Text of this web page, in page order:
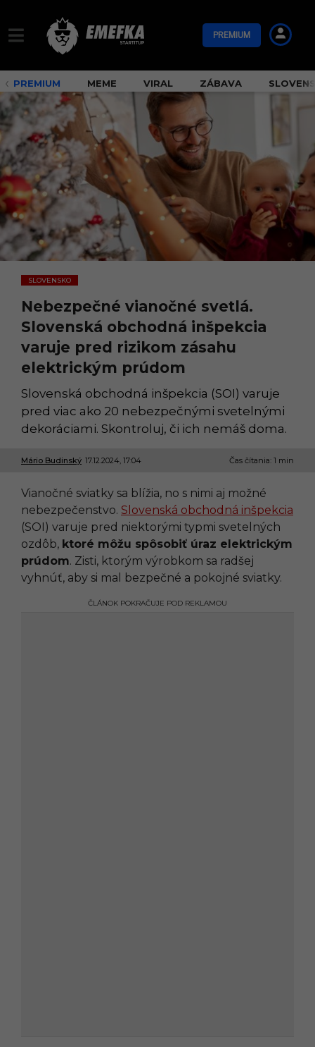
PREMIUM
PREMIUM MEME VIRAL ZÁBAVA
SLOVENSKO
Nebezpečné vianočné svetlá.
Slovenská obchodná inšpekcia
varuje pred rizikom zásahu
elektrickým prúdom
Slovenská obchodná inšpekcia (SOI) varuje
pred viac ako 20 nebezpečnými svetelnými
dekoráciami. Skontroluj, či ich nemáš doma.
Mário Budinský 17.12.2024, 17:04
1
1
2
2
0
2
4
Čas čítania: 1 min
Vianočné sviatky sa blížia, no s nimi aj možné
nebezpečenstvo. Slovenská obchodná inšpekcia
(SOI) varuje pred niektorými typmi svetelných
ozdôb, ktoré môžu spôsobiť úraz elektrickým
prúdom. Zisti, ktorým výrobkom sa radšej
vyhnúť, aby si mal bezpečné a pokojné sviatky.
ČLÁNOK POKRAČUJE POD REKLAMOU